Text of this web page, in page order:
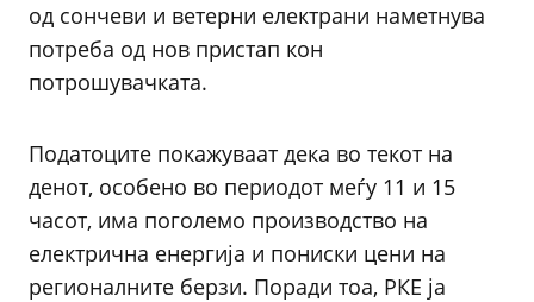
од сончеви и ветерни електрани наметнува
потреба од нов пристап кон
потрошувачката.
Податоците покажуваат дека во текот на
денот, особено во периодот меѓу 11 и 15
часот, има поголемо производство на
електрична енергија и пониски цени на
регионалните берзи. Поради тоа, РКЕ ја